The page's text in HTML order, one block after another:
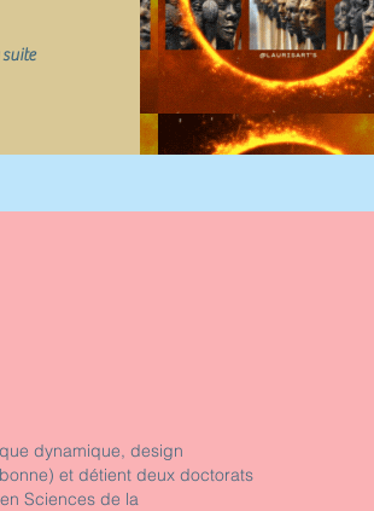
dynamique, design
et détient deux doctorats
Sciences de la